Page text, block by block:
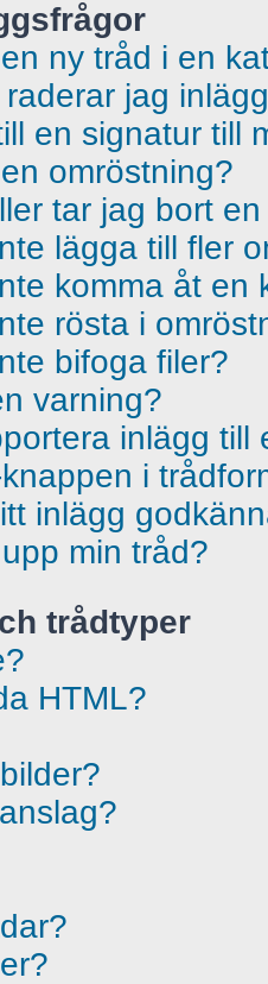
ny tråd i en
jag
en signatur till
omröstning?
tar jag bort
lägga till fler
komma åt en
rösta i
bifoga filer?
varning?
inlägg till
knappen i
inlägg
min tråd?
trådtyper
HTML?